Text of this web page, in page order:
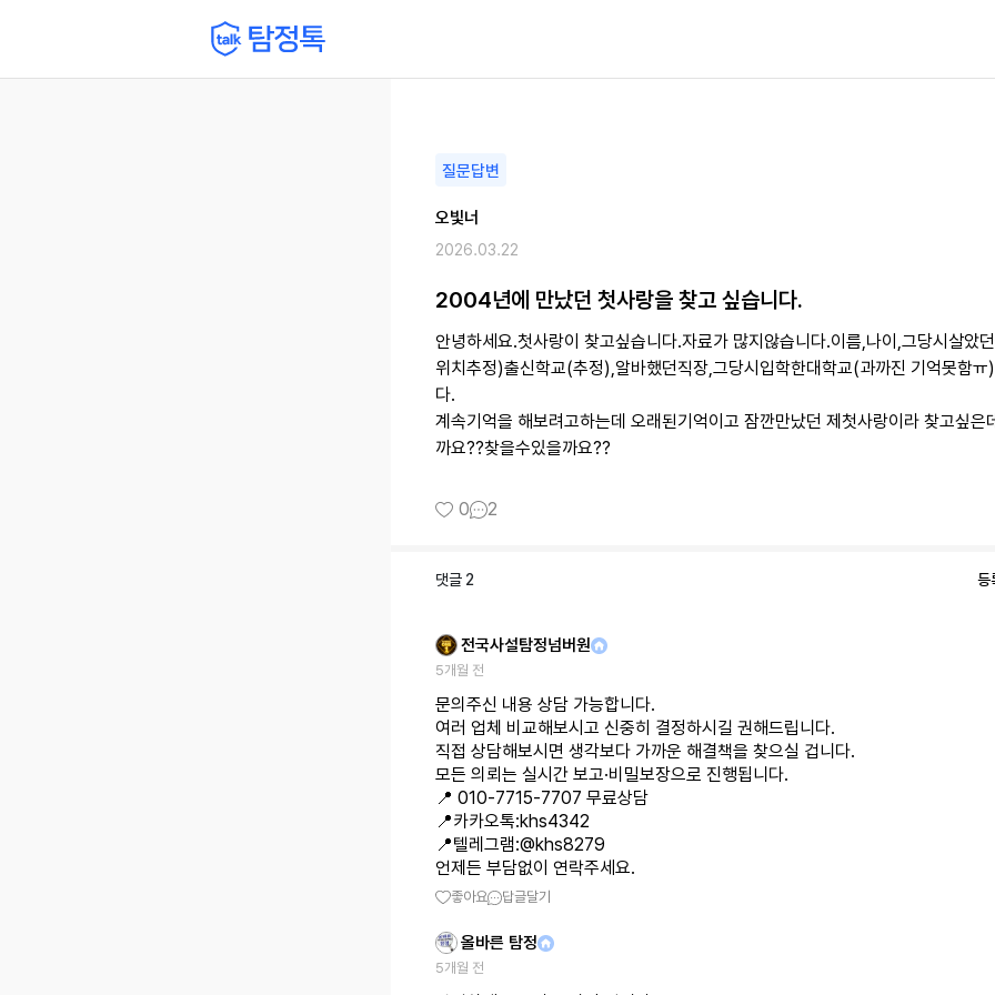
질문답변
오빛너
2026.03.22
2004년에 만났던 첫사랑을 찾고 싶습니다.
안녕하세요.첫사랑이 찾고싶습니다.자료가 많지않습니다.이름,나이,그당시살았
위치추정)출신학교(추정),알바했던직장,그당시입학한대학교(과까진 기억못함ㅠ
다.
계속기억을 해보려고하는데 오래된기억이고 잠깐만났던 제첫사랑이라 찾고싶은
까요??찾을수있을까요??
0 2
댓글 2 등
전국사설탐정넘버원
5개월 전
문의주신 내용 상담 가능합니다.
여러 업체 비교해보시고 신중히 결정하시길 권해드립니다.
직접 상담해보시면 생각보다 가까운 해결책을 찾으실 겁니다.
모든 의뢰는 실시간 보고·비밀보장으로 진행됩니다.
📍 010-7715-7707 무료상담
📍카카오톡:khs4342
📍텔레그램:@khs8279
언제든 부담없이 연락주세요.
좋아요 답글달기
올바른 탐정
5개월 전